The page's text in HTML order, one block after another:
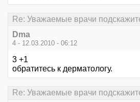
Re: Уважаемые врачи
Dma
4 - 12.03.2010 - 06:12
3 +1
обратитесь к дерматологу.
Re: Уважаемые врачи